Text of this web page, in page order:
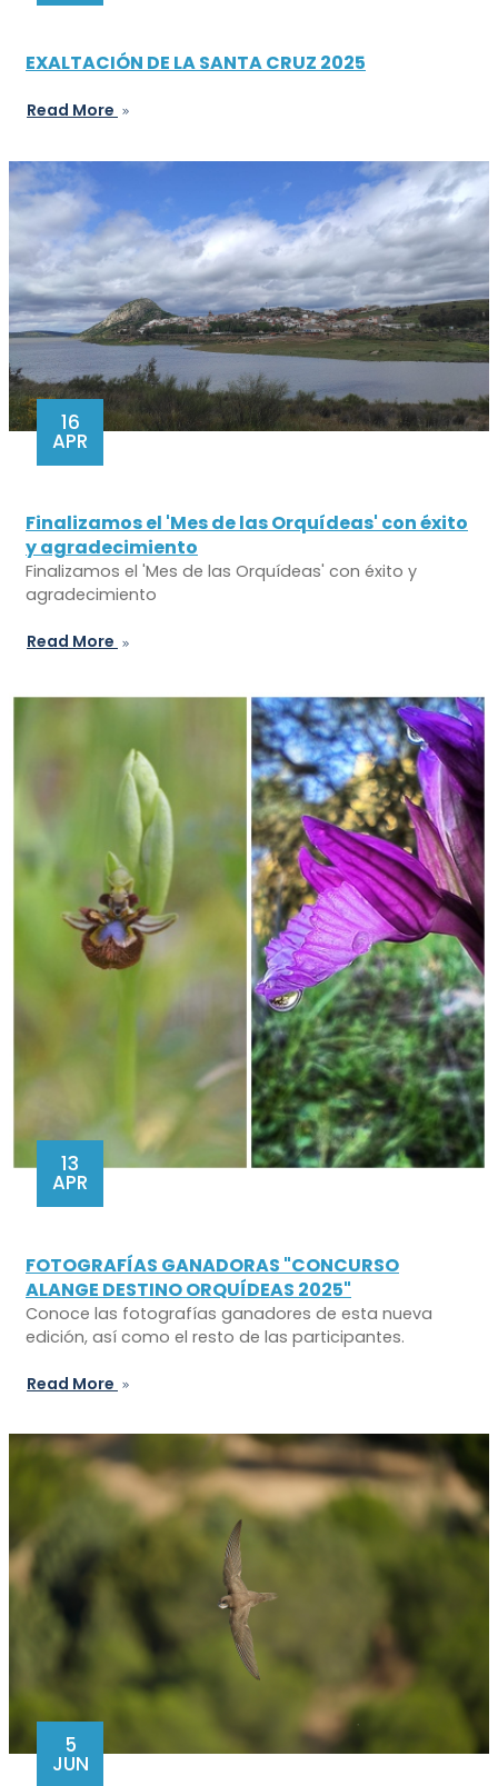
EXALTACIÓN DE LA SANTA CRUZ 2025
Read More
16
APR
Finalizamos el 'Mes de las Orquídeas' con éxito
y agradecimiento
Finalizamos el 'Mes de las Orquídeas' con éxito y
agradecimiento
Read More
13
APR
FOTOGRAFÍAS GANADORAS "CONCURSO
ALANGE DESTINO ORQUÍDEAS 2025"
Conoce las fotografías ganadores de esta nueva
edición, así como el resto de las participantes.
Read More
5
JUN